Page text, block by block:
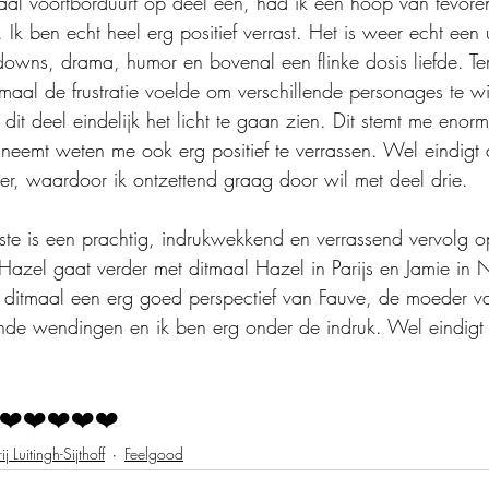
Ik ben echt heel erg positief verrast. Het is weer echt
drama, humor en bovenal een flinke dosis liefde.
de frustratie voelde om verschillende personages te
deel eindelijk het licht te gaan zien. Dit stemt me
weten me ook erg positief te verrassen. Wel
waardoor ik ontzettend graag door wil met deel drie.
is een prachtig, indrukwekkend en verrassend vervolg
gaat verder met ditmaal Hazel in Parijs en Jamie in
een erg goed perspectief van Fauve, de moeder
wendingen en ik ben erg onder de indruk. Wel
❤️❤️❤️❤️❤️
Luitingh-Sijthoff Feelgood